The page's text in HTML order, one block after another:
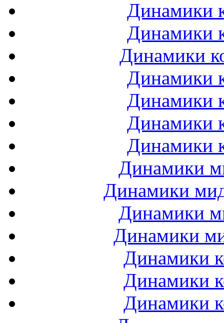
Динамики
Динамики
Динамики
Динамики
Динамики
Динамики
Динамики
Динамики
Динамики
Динамики
Динамики
Динамики
Динамики
Динамики